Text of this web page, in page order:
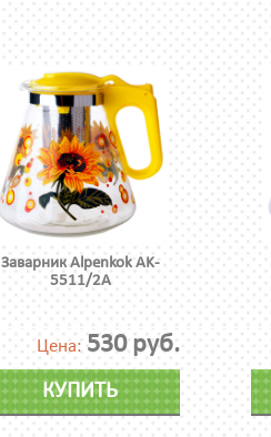
Заварник Alpenkok AK-
5511/2А
Цена: 530 руб.
КУПИТЬ